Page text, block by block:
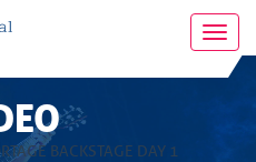
BACKSTAGE DAY 1